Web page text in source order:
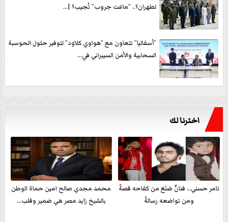
لطهران؟.. ”ماعت جروب” تُجيب؟ |...
”أسفاليا” تتعاون مع ”هواوي كلاود” لتوفير حلول الحوسبة
السحابية والأمن السيبراني في...
اخترنا لك
تامر حسني… فنانٌ صَنَعَ من كفاحه قصةً
ومن تواضعه رسالةً
محمد مجدي صالح امين حماة الوطن
بالشيخ زايد مصر هي ضمير وقلب...